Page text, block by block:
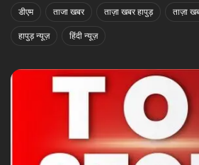
डीएम ताजा खबर ताज़ा खबर हापुड़ ताज़ा
हापुड़ न्यूज़ हिंदी न्यूज़